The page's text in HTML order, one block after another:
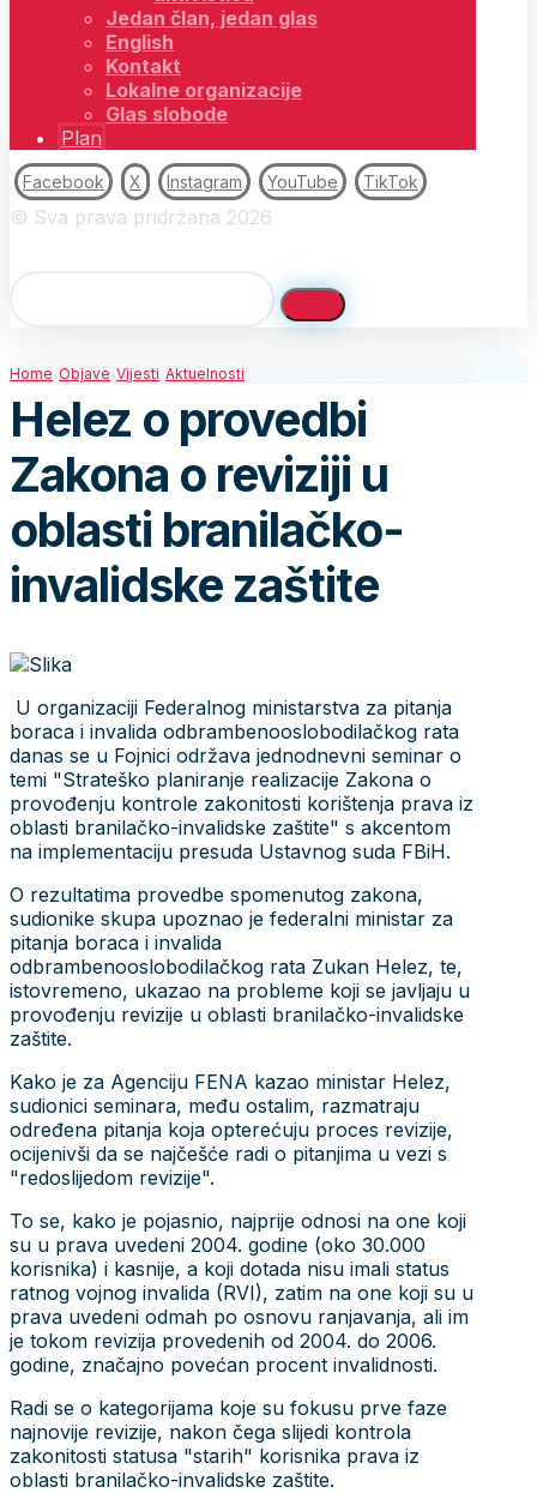
Jedan član, jedan glas
English
Kontakt
Lokalne organizacije
Glas slobode
Plan
Facebook X Instagram YouTube TikTok
© Sva prava pridržana 2026
Home Objave Vijesti Aktuelnosti
Helez o provedbi
Zakona o reviziji u
oblasti branilačko-
invalidske zaštite
U organizaciji Federalnog ministarstva za pitanja
boraca i invalida odbrambenooslobodilačkog rata
danas se u Fojnici održava jednodnevni seminar o
temi "Strateško planiranje realizacije Zakona o
provođenju kontrole zakonitosti korištenja prava iz
oblasti branilačko-invalidske zaštite" s akcentom
na implementaciju presuda Ustavnog suda FBiH.
O rezultatima provedbe spomenutog zakona,
sudionike skupa upoznao je federalni ministar za
pitanja boraca i invalida
odbrambenooslobodilačkog rata Zukan Helez, te,
istovremeno, ukazao na probleme koji se javljaju u
provođenju revizije u oblasti branilačko-invalidske
zaštite.
Kako je za Agenciju FENA kazao ministar Helez,
sudionici seminara, među ostalim, razmatraju
određena pitanja koja opterećuju proces revizije,
ocijenivši da se najčešće radi o pitanjima u vezi s
"redoslijedom revizije".
To se, kako je pojasnio, najprije odnosi na one koji
su u prava uvedeni 2004. godine (oko 30.000
korisnika) i kasnije, a koji dotada nisu imali status
ratnog vojnog invalida (RVI), zatim na one koji su u
prava uvedeni odmah po osnovu ranjavanja, ali im
je tokom revizija provedenih od 2004. do 2006.
godine, značajno povećan procent invalidnosti.
Radi se o kategorijama koje su fokusu prve faze
najnovije revizije, nakon čega slijedi kontrola
zakonitosti statusa "starih" korisnika prava iz
oblasti branilačko-invalidske zaštite.